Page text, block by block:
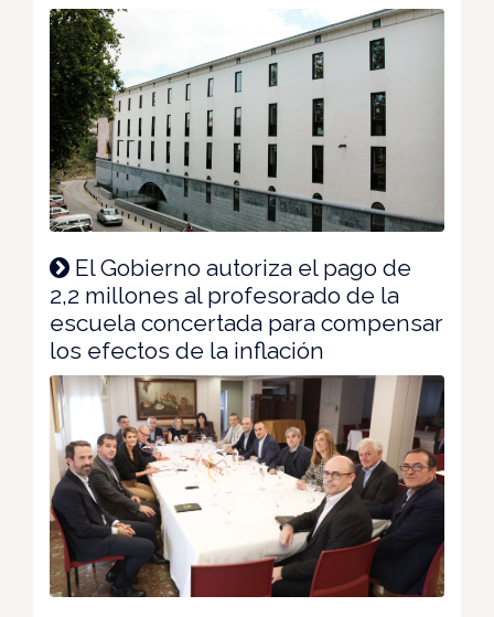
El Gobierno autoriza el pago de
2,2 millones al profesorado de la
escuela concertada para compensar
los efectos de la inflación